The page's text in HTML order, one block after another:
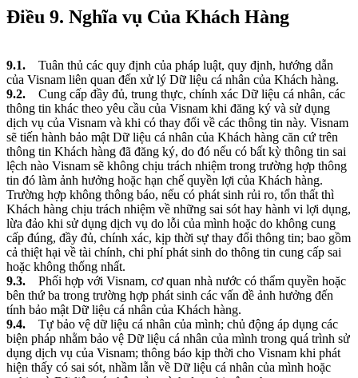
Điều 9. Nghĩa vụ Của Khách Hàng
9.1. Tuân thủ các quy định của pháp luật, quy định, hướng dẫn
của Visnam liên quan đến xử lý Dữ liệu cá nhân của Khách hàng.
9.2. Cung cấp đầy đủ, trung thực, chính xác Dữ liệu cá nhân, các
thông tin khác theo yêu cầu của Visnam khi đăng ký và sử dụng
dịch vụ của Visnam và khi có thay đổi về các thông tin này. Visnam
sẽ tiến hành bảo mật Dữ liệu cá nhân của Khách hàng căn cứ trên
thông tin Khách hàng đã đăng ký, do đó nếu có bất kỳ thông tin sai
lệch nào Visnam sẽ không chịu trách nhiệm trong trường hợp thông
tin đó làm ảnh hưởng hoặc hạn chế quyền lợi của Khách hàng.
Trường hợp không thông báo, nếu có phát sinh rủi ro, tổn thất thì
Khách hàng chịu trách nhiệm về những sai sót hay hành vi lợi dụng,
lừa đảo khi sử dụng dịch vụ do lỗi của mình hoặc do không cung
cấp đúng, đầy đủ, chính xác, kịp thời sự thay đổi thông tin; bao gồm
cả thiệt hại về tài chính, chi phí phát sinh do thông tin cung cấp sai
hoặc không thống nhất.
9.3. Phối hợp với Visnam, cơ quan nhà nước có thẩm quyền hoặc
bên thứ ba trong trường hợp phát sinh các vấn đề ảnh hưởng đến
tính bảo mật Dữ liệu cá nhân của Khách hàng.
9.4. Tự bảo vệ dữ liệu cá nhân của mình; chủ động áp dụng các
biện pháp nhằm bảo vệ Dữ liệu cá nhân của mình trong quá trình sử
dụng dịch vụ của Visnam; thông báo kịp thời cho Visnam khi phát
hiện thấy có sai sót, nhầm lẫn về Dữ liệu cá nhân của mình hoặc